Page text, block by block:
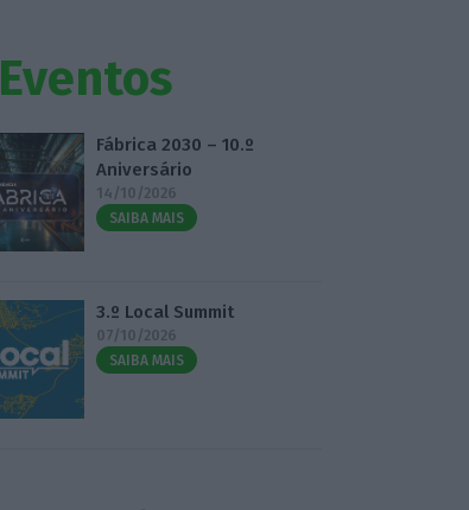
Eventos
Fábrica 2030 – 10.º
Aniversário
14/10/2026
SAIBA MAIS
3.º Local Summit
07/10/2026
SAIBA MAIS